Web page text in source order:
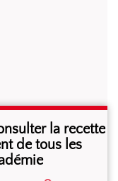
de cacao et
le mélange
la recette
de tous les